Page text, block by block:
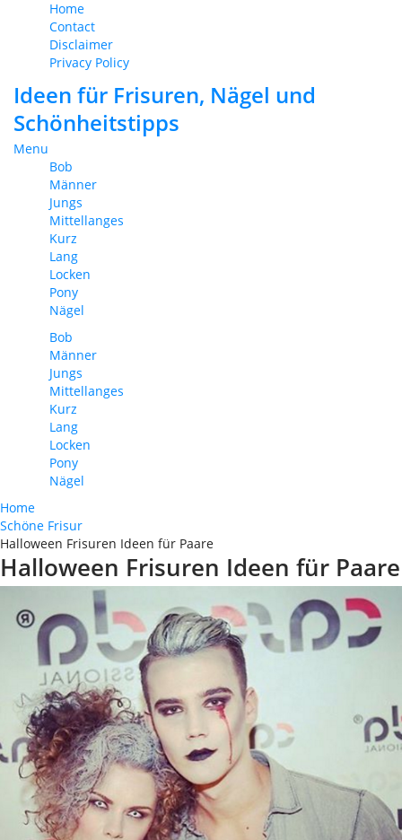
Home
Contact
Disclaimer
Privacy Policy
Ideen für Frisuren, Nägel und
Schönheitstipps
Menu
Bob
Männer
Jungs
Mittellanges
Kurz
Lang
Locken
Pony
Nägel
Bob
Männer
Jungs
Mittellanges
Kurz
Lang
Locken
Pony
Nägel
Home
Schöne Frisur
Halloween Frisuren Ideen für Paare
Halloween Frisuren Ideen für Paare